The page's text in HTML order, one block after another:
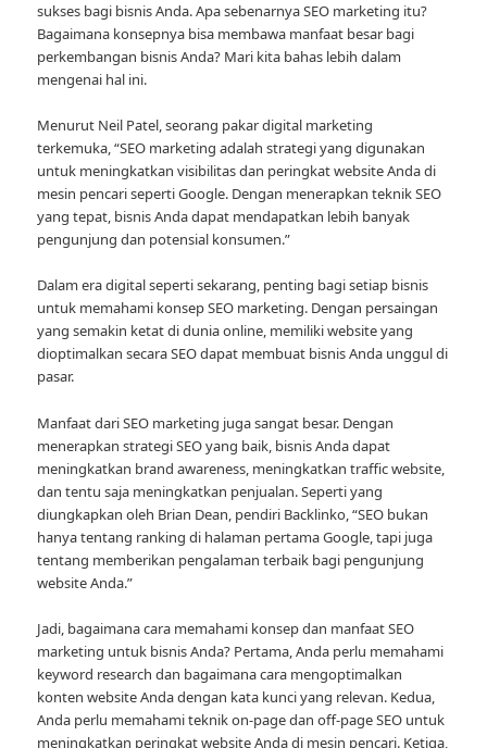
sukses bagi bisnis Anda. Apa sebenarnya SEO marketing itu?
Bagaimana konsepnya bisa membawa manfaat besar bagi
perkembangan bisnis Anda? Mari kita bahas lebih dalam
mengenai hal ini.
Menurut Neil Patel, seorang pakar digital marketing
terkemuka, “SEO marketing adalah strategi yang digunakan
untuk meningkatkan visibilitas dan peringkat website Anda di
mesin pencari seperti Google. Dengan menerapkan teknik SEO
yang tepat, bisnis Anda dapat mendapatkan lebih banyak
pengunjung dan potensial konsumen.”
Dalam era digital seperti sekarang, penting bagi setiap bisnis
untuk memahami konsep SEO marketing. Dengan persaingan
yang semakin ketat di dunia online, memiliki website yang
dioptimalkan secara SEO dapat membuat bisnis Anda unggul di
pasar.
Manfaat dari SEO marketing juga sangat besar. Dengan
menerapkan strategi SEO yang baik, bisnis Anda dapat
meningkatkan brand awareness, meningkatkan traffic website,
dan tentu saja meningkatkan penjualan. Seperti yang
diungkapkan oleh Brian Dean, pendiri Backlinko, “SEO bukan
hanya tentang ranking di halaman pertama Google, tapi juga
tentang memberikan pengalaman terbaik bagi pengunjung
website Anda.”
Jadi, bagaimana cara memahami konsep dan manfaat SEO
marketing untuk bisnis Anda? Pertama, Anda perlu memahami
keyword research dan bagaimana cara mengoptimalkan
konten website Anda dengan kata kunci yang relevan. Kedua,
Anda perlu memahami teknik on-page dan off-page SEO untuk
meningkatkan peringkat website Anda di mesin pencari. Ketiga,